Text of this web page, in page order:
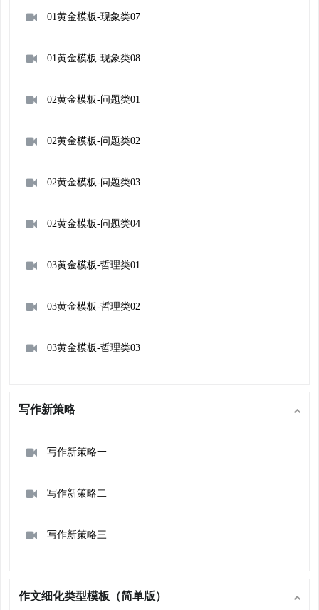
01黄金模板-现象类07
01黄金模板-现象类08
02黄金模板-问题类01
02黄金模板-问题类02
02黄金模板-问题类03
02黄金模板-问题类04
03黄金模板-哲理类01
03黄金模板-哲理类02
03黄金模板-哲理类03
写作新策略
写作新策略一
写作新策略二
写作新策略三
作文细化类型模板（简单版）